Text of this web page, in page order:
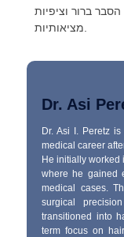
ברור וציפיות
Dr. Asi
Dr. Asi I. Peretz
medical career
He initially worked
where he gained
medical cases.
surgical
transitioned into
term focus on